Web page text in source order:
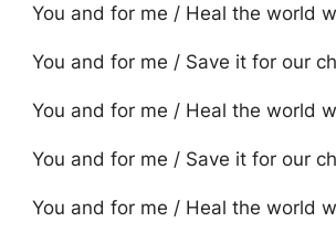
You and for me / Heal the world
You and for me / Save it for our
You and for me / Heal the world
You and for me / Save it for our
You and for me / Heal the world